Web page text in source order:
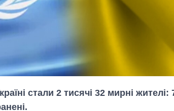
стали 2 тисячі 32 мирні